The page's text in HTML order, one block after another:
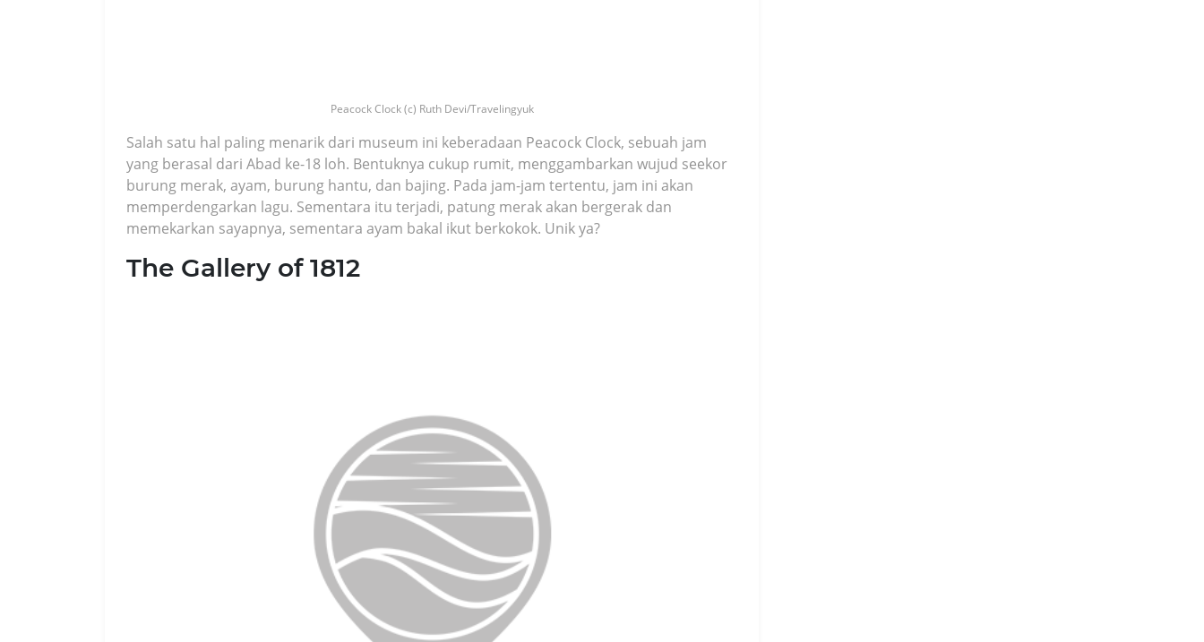
Peacock Clock (c) Ruth Devi/Travelingyuk
Salah satu hal paling menarik dari museum ini keberadaan Peacock Clock, sebuah jam
yang berasal dari Abad ke-18 loh. Bentuknya cukup rumit, menggambarkan wujud seekor
burung merak, ayam, burung hantu, dan bajing. Pada jam-jam tertentu, jam ini akan
memperdengarkan lagu. Sementara itu terjadi, patung merak akan bergerak dan
memekarkan sayapnya, sementara ayam bakal ikut berkokok. Unik ya?
The Gallery of 1812